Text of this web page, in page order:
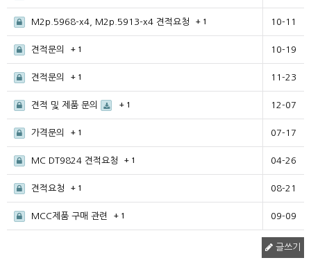
M2p.5968-x4, M2p.5913-x4 견적요청 + 1 10-11
견적문의 + 1 10-19
견적문의 + 1 11-23
견적 및 제품 문의 + 1 12-07
가격문의 + 1 07-17
MC DT9824 견적요청 + 1 04-26
견적요청 + 1 08-21
MCC제품 구매 관련 + 1 09-09
글쓰기